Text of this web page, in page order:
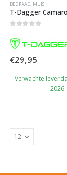
BEDRAAD, MUIS
€29,95
Verwachte
2026